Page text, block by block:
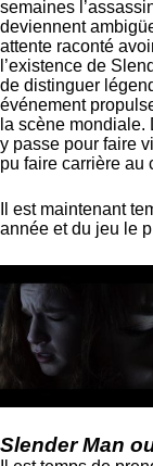
semaines
deviennent
attente raconté
l’existence de
de distinguer
événement
la scène
y passe pour faire
pu faire carrière au
Il est maintenant
année et du jeu le
Slender Man